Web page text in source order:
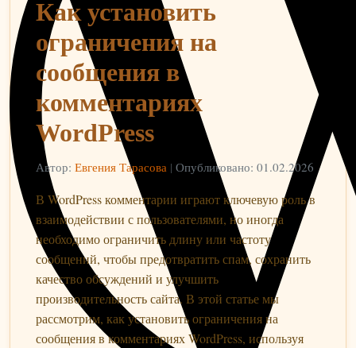
Как установить
ограничения на
сообщения в
комментариях
WordPress
Автор: Евгения Тарасова | Опубликовано: 01.02.2026
В WordPress комментарии играют ключевую роль в
взаимодействии с пользователями, но иногда
необходимо ограничить длину или частоту
сообщений, чтобы предотвратить спам, сохранить
качество обсуждений и улучшить
производительность сайта. В этой статье мы
рассмотрим, как установить ограничения на
сообщения в комментариях WordPress, используя